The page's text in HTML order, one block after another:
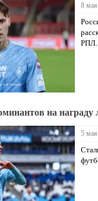
8
РПЛ.
на награду
5